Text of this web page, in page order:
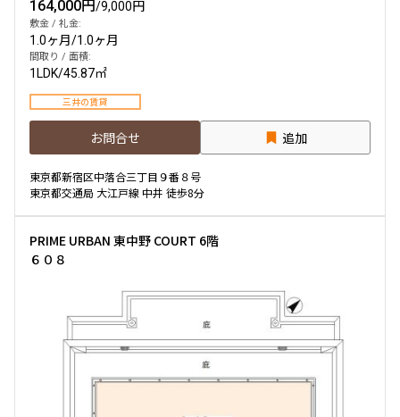
164,000円/9,000円
敷金 / 礼金:
1.0ヶ月/1.0ヶ月
間取り / 面積:
1LDK/45.87㎡
三井の賃貸
お問合せ 追加
東京都新宿区中落合三丁目９番８号
東京都交通局 大江戸線 中井 徒歩8分
PRIME URBAN 東中野 COURT 6階
６０８